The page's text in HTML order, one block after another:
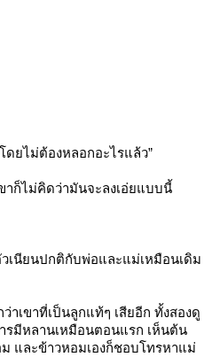
ดยไม่ต้องหลอกอะไรแล้ว”
าก็ไม่คิดว่ามันจะลงเอ่ยแบบนี้
เนียนปกติกับพ่อและแม่เหมือนเดิม
าเขาที่เป็นลูกแท้ๆ เสียอีก ทั้งสองดู
รมีหลานเหมือนตอนแรก เห็นต้น
และข้าวหอมเองก็ชอบโทรหาแม่